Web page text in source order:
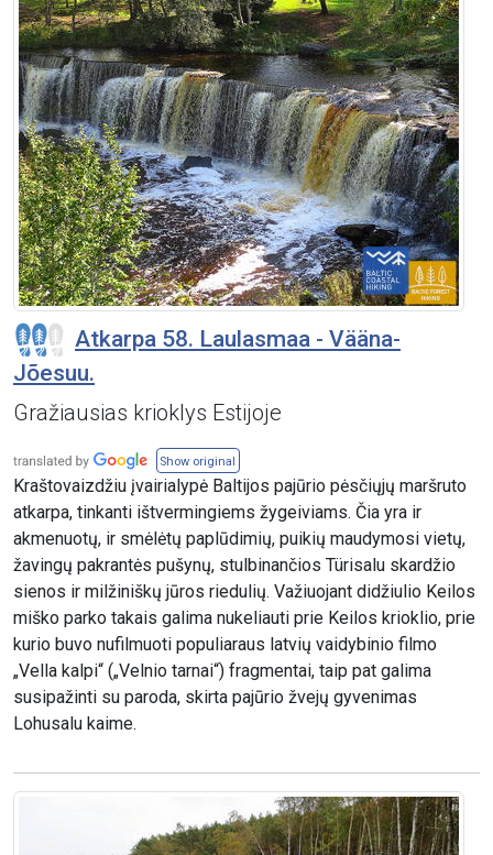
Atkarpa 58. Laulasmaa - Vääna-
Jõesuu.
Gražiausias krioklys Estijoje
Show original
Kraštovaizdžiu įvairialypė Baltijos pajūrio pėsčiųjų maršruto
atkarpa, tinkanti ištvermingiems žygeiviams. Čia yra ir
akmenuotų, ir smėlėtų paplūdimių, puikių maudymosi vietų,
žavingų pakrantės pušynų, stulbinančios Türisalu skardžio
sienos ir milžiniškų jūros riedulių. Važiuojant didžiulio Keilos
miško parko takais galima nukeliauti prie Keilos krioklio, prie
kurio buvo nufilmuoti populiaraus latvių vaidybinio filmo
„Vella kalpi“ („Velnio tarnai“) fragmentai, taip pat galima
susipažinti su paroda, skirta pajūrio žvejų gyvenimas
Lohusalu kaime.